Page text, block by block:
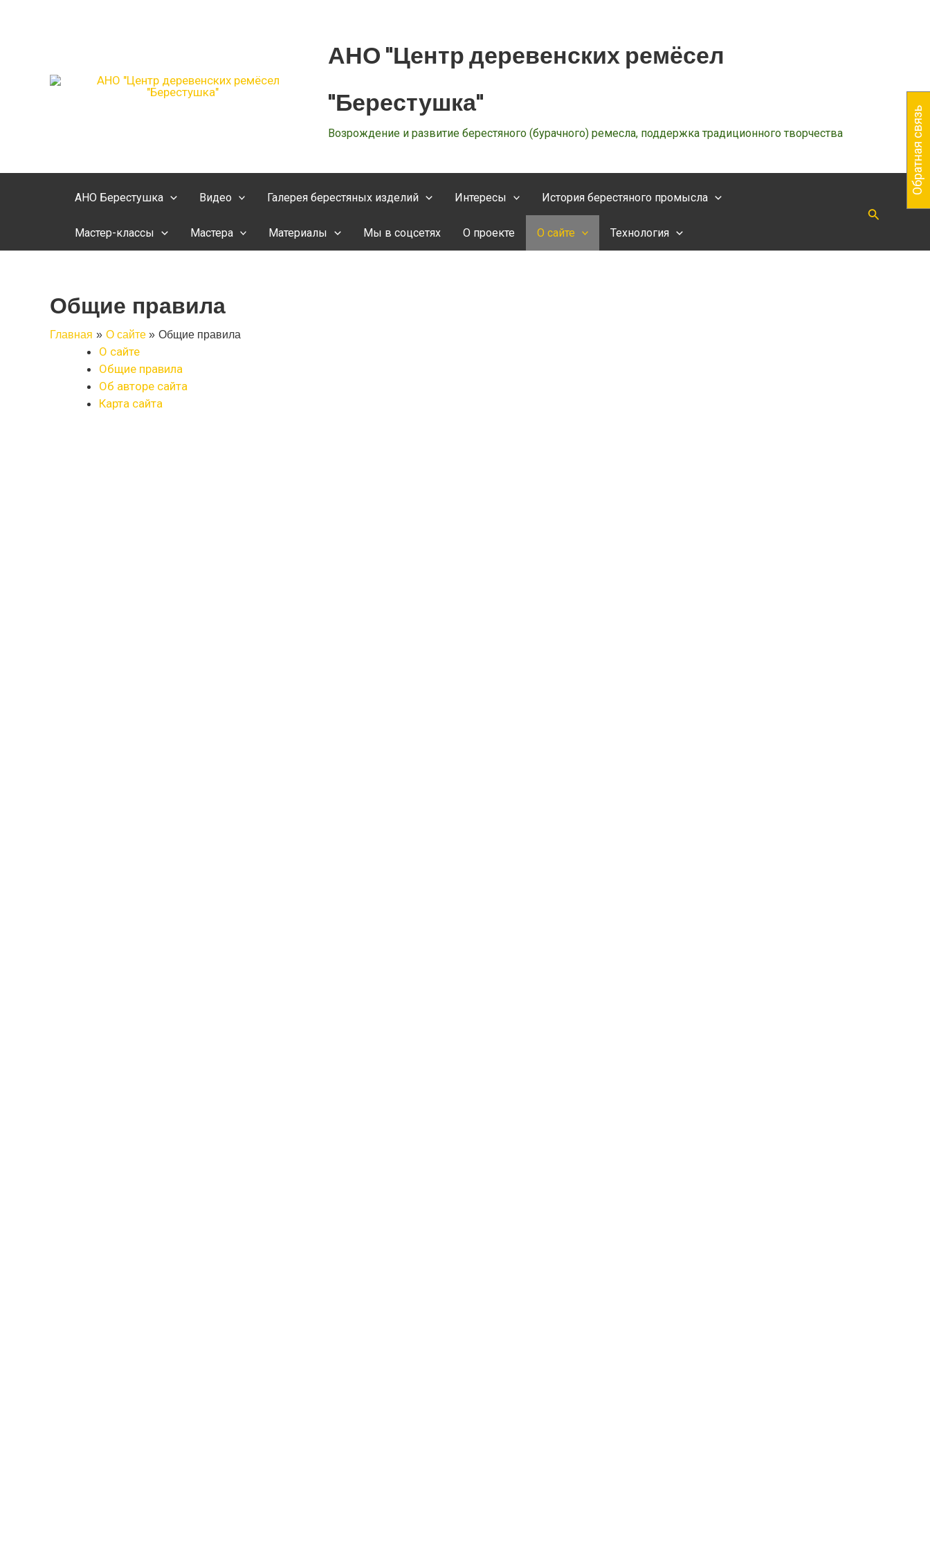
АНО "Центр деревенских ремёсел
"Берестушка"
Возрождение и развитие берестяного (бурачного) ремесла, поддержка традиционного творчества
АНО Берестушка Видео Галерея берестяных изделий Интересы История берестяного промысла
Мастер-классы Мастера Материалы Мы в соцсетях О проекте О сайте Технология
Поиск
Общие правила
Главная О сайте Общие правила
О сайте
Общие правила
Об авторе сайта
Карта сайта
Обратная связь